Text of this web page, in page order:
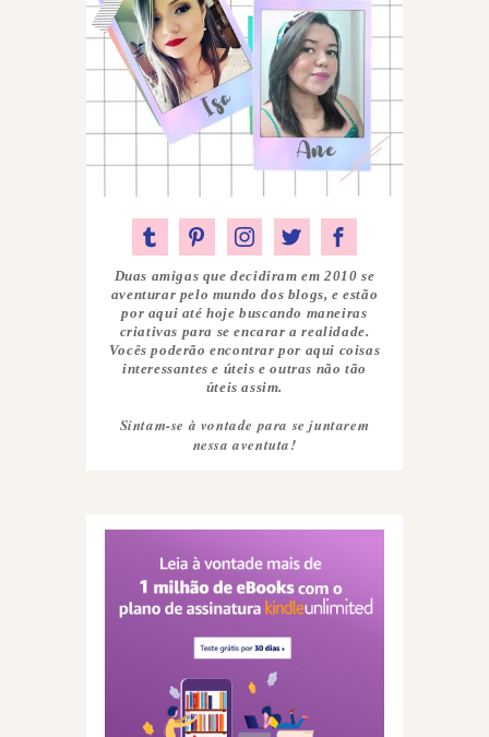
Duas amigas que decidiram em 2010 se
aventurar pelo mundo dos blogs, e estão
por aqui até hoje buscando maneiras
criativas para se encarar a realidade.
Vocês poderão encontrar por aqui coisas
interessantes e úteis e outras não tão
úteis assim.
Sintam-se à vontade para se juntarem
nessa aventuta!